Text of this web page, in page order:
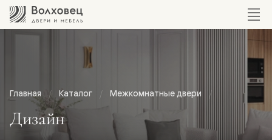
Главная Каталог Межкомнатные двери
Дизайн